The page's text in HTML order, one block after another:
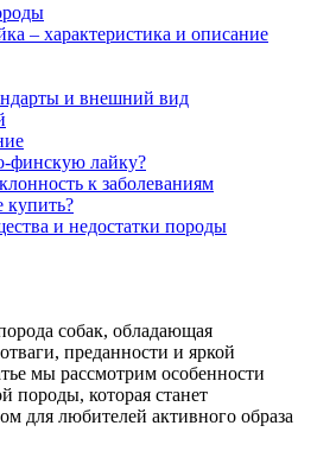
– характеристика и описание
и внешний вид
финскую лайку?
к заболеваниям
купить?
и недостатки породы
собак, обладающая
преданности и яркой
мы рассмотрим особенности
породы, которая станет
для любителей активного образа